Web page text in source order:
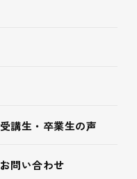
受講生・卒業生の声
お問い合わせ